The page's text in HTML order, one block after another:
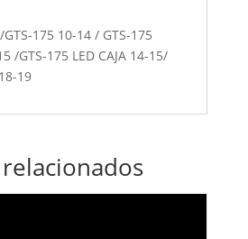
175 10-14 / GTS-175
/GTS-175 LED CAJA 14-15/
19